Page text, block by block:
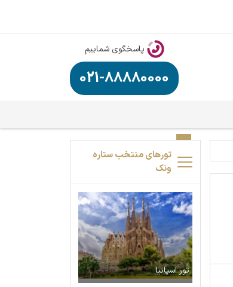
پاسخگوی شماییم
021-88880000
تورهای منتخب ستاره
ونک
تور اسپانیا